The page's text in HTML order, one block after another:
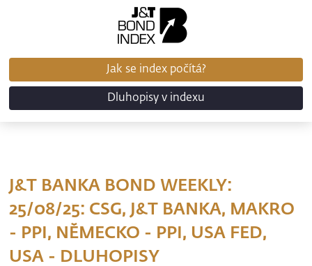
Jak se index počítá?
Dluhopisy v indexu
J&T BANKA BOND WEEKLY:
25/08/25: CSG, J&T BANKA, MAKRO
- PPI, NĚMECKO - PPI, USA FED,
USA - DLUHOPISY